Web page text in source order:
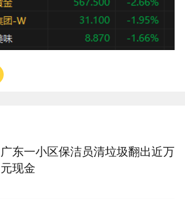
广东一小区保洁员清垃圾翻出近万
元现金